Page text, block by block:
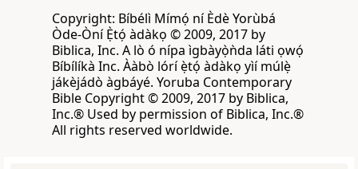
Copyright: Bíbélì Mímọ́ ní Èdè Yorùbá
Òde-Òní Ẹ̀tọ́ àdàkọ © 2009, 2017 by
Biblica, Inc. A lò ó nípa ìgbàyọ̀ǹda láti ọwọ́
Bíbílíkà Inc. Ààbò lórí ẹ̀tọ́ àdàkọ yìí múlẹ̀
jákèjádò àgbáyé. Yoruba Contemporary
Bible Copyright © 2009, 2017 by Biblica,
Inc.® Used by permission of Biblica, Inc.®
All rights reserved worldwide.